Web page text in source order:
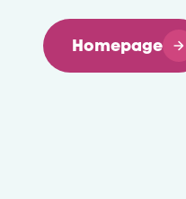
Homepage